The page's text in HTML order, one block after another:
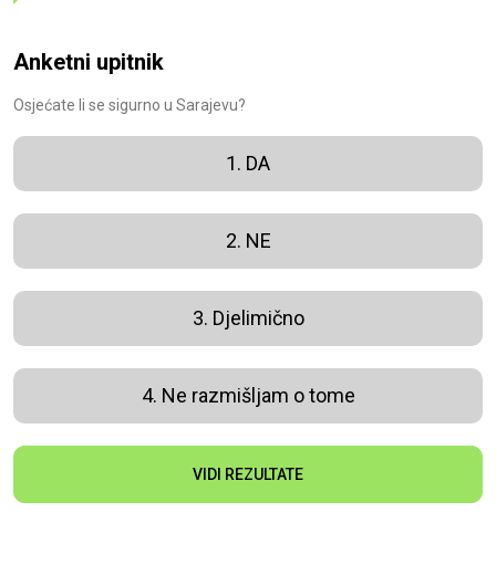
Anketni upitnik
Osjećate li se sigurno u Sarajevu?
1. DA
2. NE
3. Djelimično
4. Ne razmišljam o tome
VIDI REZULTATE